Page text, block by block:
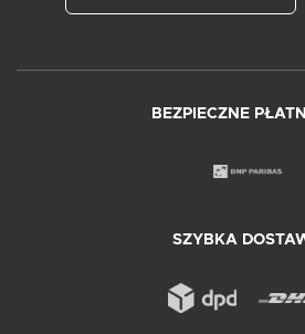
BEZPIECZNE
SZYBKA